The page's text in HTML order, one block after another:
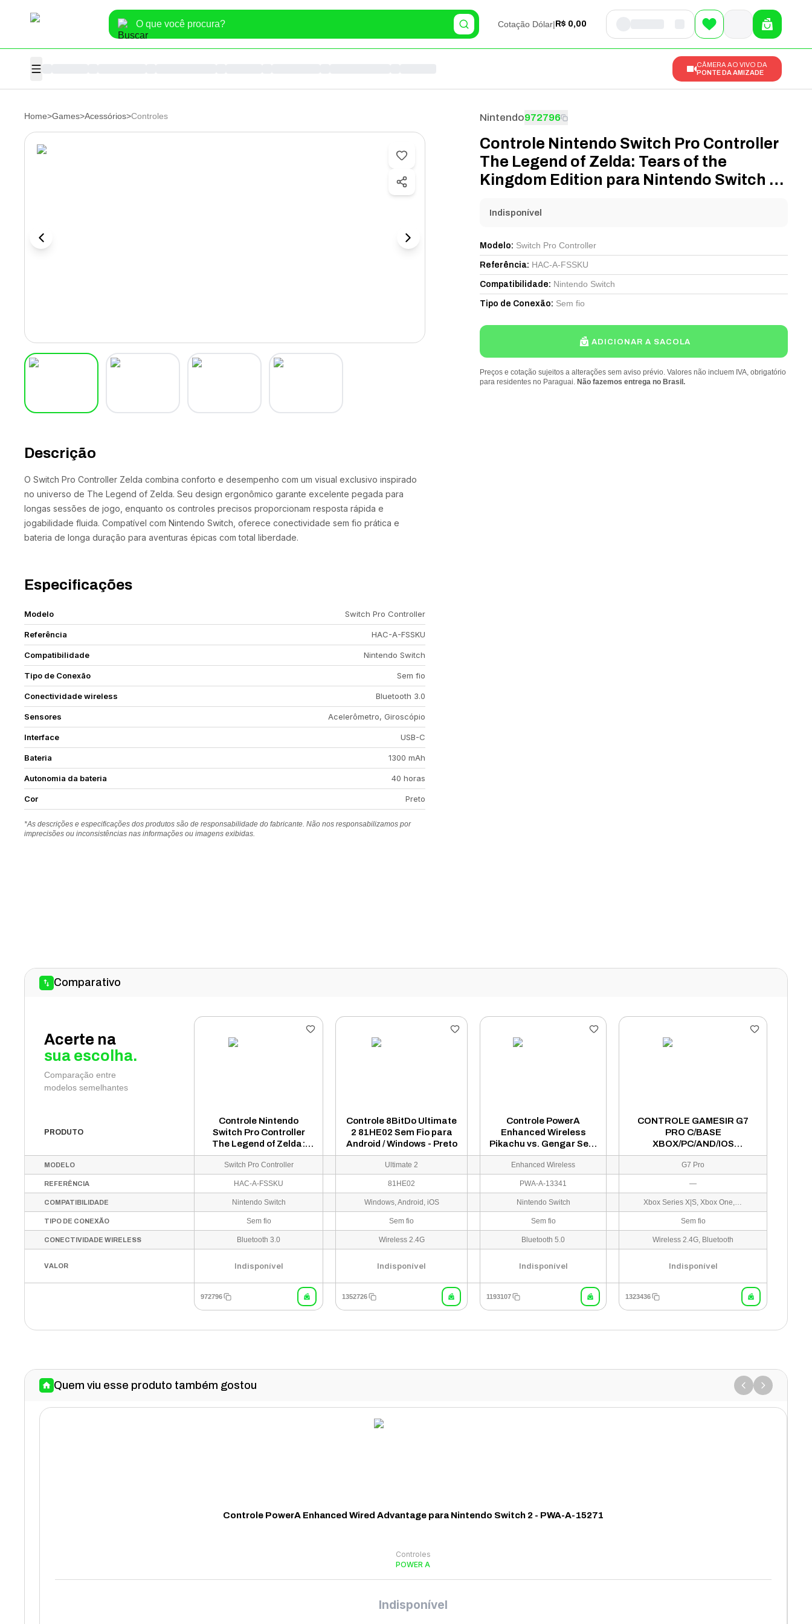
Cotação Dólar| R$ 0,00
CÂMERA AO VIVO DA
PONTE DA AMIZADE
Home>Games>Acessórios>Controles
Descrição
O Switch Pro Controller Zelda combina conforto e desempenho com um visual exclusivo inspirado
no universo de The Legend of Zelda. Seu design ergonômico garante excelente pegada para
longas sessões de jogo, enquanto os controles precisos proporcionam resposta rápida e
jogabilidade fluida. Compatível com Nintendo Switch, oferece conectividade sem fio prática e
bateria de longa duração para aventuras épicas com total liberdade.
Especificações
Modelo Switch Pro Controller
Referência HAC-A-FSSKU
Compatibilidade Nintendo Switch
Tipo de Conexão Sem fio
Conectividade wireless Bluetooth 3.0
Sensores Acelerômetro, Giroscópio
Interface USB-C
Bateria 1300 mAh
Autonomia da bateria 40 horas
Cor Preto
*As descrições e especificações dos produtos são de responsabilidade do fabricante. Não nos responsabilizamos por
imprecisões ou inconsistências nas informações ou imagens exibidas.
Nintendo972796
Controle Nintendo Switch Pro Controller
The Legend of Zelda: Tears of the
Kingdom Edition para Nintendo Switch -
Indisponível
Modelo: Switch Pro Controller
Referência: HAC-A-FSSKU
Compatibilidade: Nintendo Switch
Tipo de Conexão: Sem fio
ADICIONAR A SACOLA
Preços e cotação sujeitos a alterações sem aviso prévio. Valores não incluem IVA, obrigatório
para residentes no Paraguai. Não fazemos entrega no Brasil.
Comparativo
Acerte na
sua escolha.
Comparação entre
modelos semelhantes
PRODUTO
Controle Nintendo
Switch Pro Controller
The Legend of Zelda:
Tears of the Kingdom
Edition para Nintendo
Controle 8BitDo Ultimate
2 81HE02 Sem Fio para
Android / Windows - Preto
Controle PowerA
Enhanced Wireless
Pikachu vs. Gengar Sem
Fio Nintendo Switch -
PWA-A-13341
CONTROLE GAMESIR G7
PRO C/BASE
XBOX/PC/AND/IOS
GAMEPASS MECH WHITE
MODELO Switch Pro Controller Ultimate 2 Enhanced Wireless G7 Pro
REFERÊNCIA HAC-A-FSSKU 81HE02 PWA-A-13341 —
COMPATIBILIDADE Nintendo Switch Windows, Android, iOS Nintendo Switch Xbox Series X|S, Xbox One, Desktop, Android
TIPO DE CONEXÃO Sem fio Sem fio Sem fio Sem fio
CONECTIVIDADE WIRELESS Bluetooth 3.0 Wireless 2.4G Bluetooth 5.0 Wireless 2.4G, Bluetooth
VALOR Indisponível Indisponível Indisponível Indisponível
972796 1352726 1193107 1323436
Quem viu esse produto também gostou
Controle PowerA Enhanced Wired Advantage para Nintendo Switch 2 - PWA-A-15271
Controles
POWER A
Indisponível